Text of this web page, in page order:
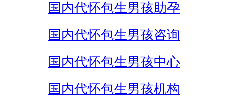
国内代怀包生男孩助孕
国内代怀包生男孩咨询
国内代怀包生男孩中心
国内代怀包生男孩机构